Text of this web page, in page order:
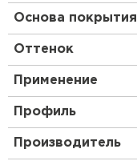
Основа покрытия
Оттенок
Применение
Профиль
Производитель